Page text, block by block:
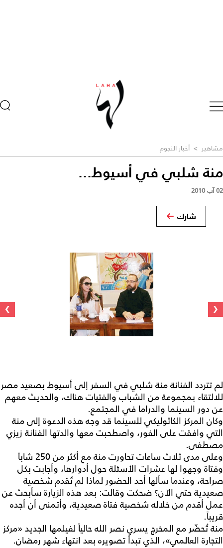
مشاهير > أخبار النجوم
منة شلبي في أسيوط...
02 آب 2010
شارك
‹
›
لم تتردد الفنانة منة شلبي في السفر إلى أسيوط بصعيد مصر
للالتقاء بمجموعة من الشباب والفتيات هناك، والحديث معهم
عن دور السينما والدراما في المجتمع.
وكان المركز الكاثوليكي للسينما قد وجه هذه الدعوة إلى منة
التي وافقت على الفور، واصطحبت معها والدتها الفنانة زيزي
مصطفى.
وعلى مدى ثلاث ساعات تحاورت منة مع أكثر من 250 شاباً
وفتاة وجهوا لها عشرات الأسئلة حول أدوارها، وأجابت بكل
صراحة، وعندما سألها أحد الحضور لماذا لم تُقدم شخصية
صعيدية حتي الآن؟ ضحكت وقالت: بعد هذه الزيارة سأبحث عن
عمل أقدم من خلاله شخصية فتاة صعيدية، وأتمنى أن أجده
قريباً.
منة تُحضّر مع المخرج يسري نصر الله حالياً لفيلمها الجديد «مركز
التجارة العالمي»، الذي تبدأ تصويره بعد انتهاء شهر رمضان.